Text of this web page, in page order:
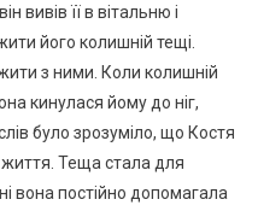
вивів її в вітальню і
його колишній тещі.
з ними. Коли колишній
кинулася йому до ніг,
було зрозуміло, що Костя
життя. Теща стала для
вона постійно допомагала